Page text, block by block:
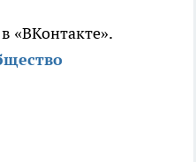
«ВКонтакте».